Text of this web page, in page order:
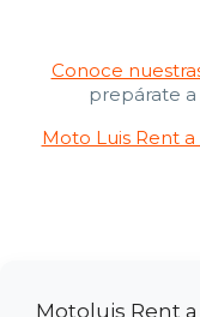
Conoce
prepárate
Moto Luis Rent a
Motoluis Rent a